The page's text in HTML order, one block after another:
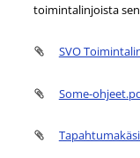
toimintalinjoista
SVO
Some-